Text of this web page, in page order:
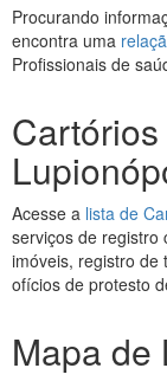
Procurando
encontra uma
Profissionais de
Acesse a lista de
serviços de registro
imóveis, registro de
ofícios de protesto
Mapa de